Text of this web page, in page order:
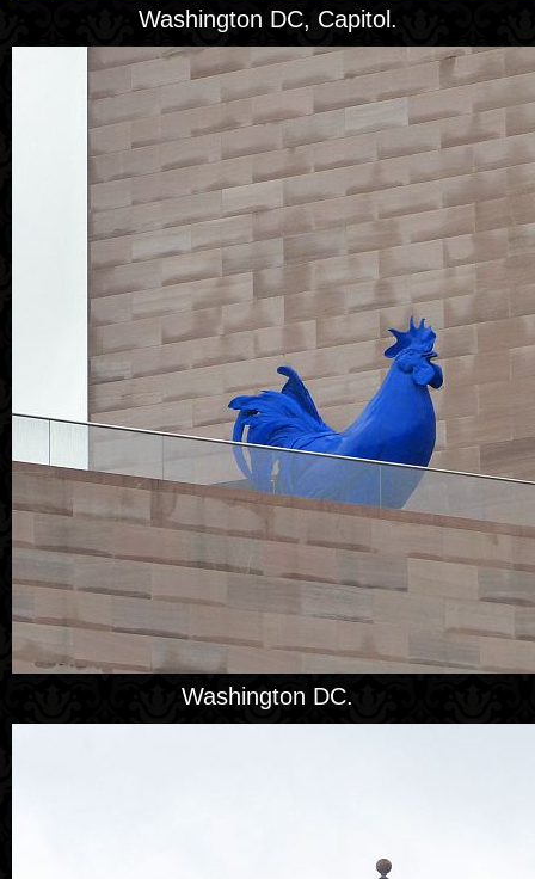
Washington DC, Capitol.
Washington DC.